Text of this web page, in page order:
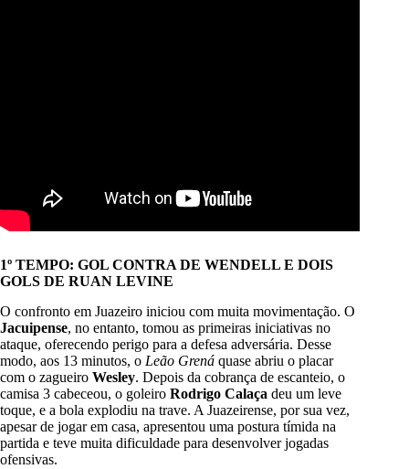
1º TEMPO: GOL CONTRA DE WENDELL E DOIS
GOLS DE RUAN LEVINE
O confronto em Juazeiro iniciou com muita movimentação. O
Jacuipense, no entanto, tomou as primeiras iniciativas no
ataque, oferecendo perigo para a defesa adversária. Desse
modo, aos 13 minutos, o Leão Grená quase abriu o placar
com o zagueiro Wesley. Depois da cobrança de escanteio, o
camisa 3 cabeceou, o goleiro Rodrigo Calaça deu um leve
toque, e a bola explodiu na trave. A Juazeirense, por sua vez,
apesar de jogar em casa, apresentou uma postura tímida na
partida e teve muita dificuldade para desenvolver jogadas
ofensivas.